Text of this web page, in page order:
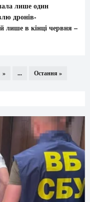
лише один
дронів-
лише в кінці червня –
» ... Остання »